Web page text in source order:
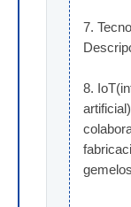
7.
8.